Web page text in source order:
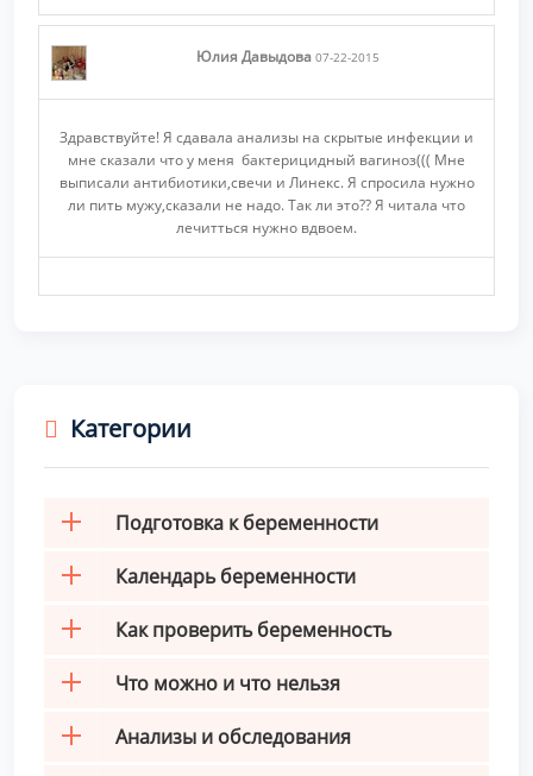
Юлия Давыдова 07-22-2015
Здравствуйте! Я сдавала анализы на скрытые инфекции и
мне сказали что у меня бактерицидный вагиноз((( Мне
выписали антибиотики,свечи и Линекс. Я спросила нужно
ли пить мужу,сказали не надо. Так ли это?? Я читала что
лечитться нужно вдвоем.
Категории
Подготовка к беременности
Календарь беременности
Как проверить беременность
Что можно и что нельзя
Анализы и обследования